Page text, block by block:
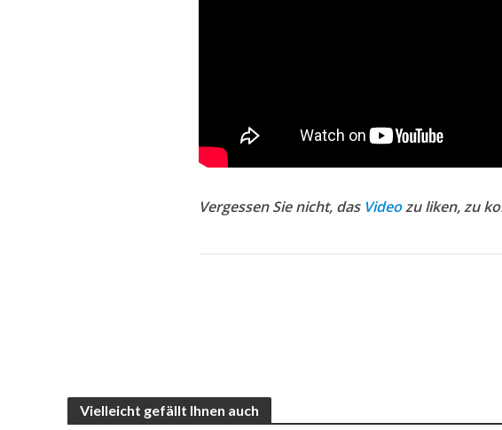
Vergessen Sie nicht, das Videozu liken, zu
Vielleicht gefällt Ihnen auch